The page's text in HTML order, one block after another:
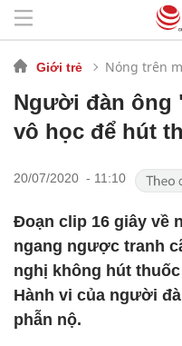
Giới trẻ Nóng trên
Người đàn ông
vô học để hút
20/07/2020 - 11:10
Đoạn clip 16 giây về
ngang ngược tranh
nghị không hút
Hành vi của người
phẫn nộ.